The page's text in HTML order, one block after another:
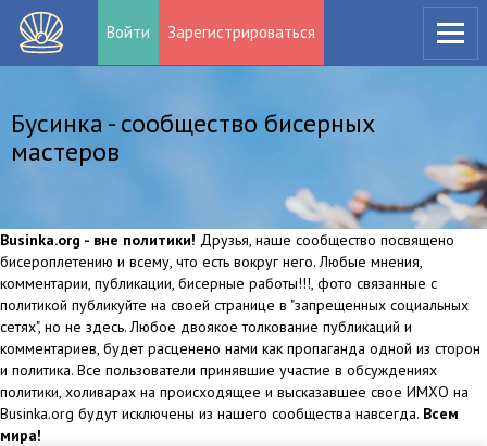
Войти Зарегистрироваться
Бусинка - сообщество бисерных
мастеров
Businka.org - вне политики! Друзья, наше сообщество посвящено
бисероплетению и всему, что есть вокруг него. Любые мнения,
комментарии, публикации, бисерные работы!!!, фото связанные с
политикой публикуйте на своей странице в "запрещенных социальных
сетях", но не здесь. Любое двоякое толкование публикаций и
комментариев, будет расценено нами как пропаганда одной из сторон
и политика. Все пользователи принявшие участие в обсуждениях
политики, холиварах на происходящее и высказавшее свое ИМХО на
Businka.org будут исключены из нашего сообщества навсегда. Всем
мира!